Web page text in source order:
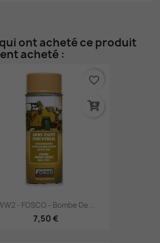
ont acheté ce produit
acheté :
- FOSCO - Bombe De...
7,50 €
favorite_border